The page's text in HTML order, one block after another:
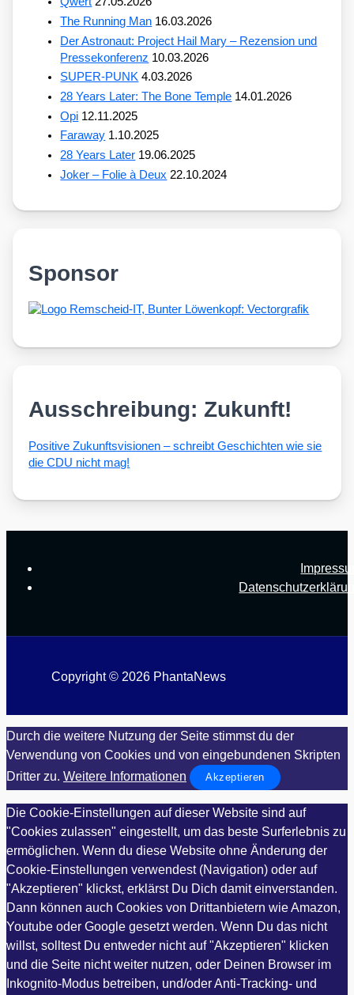
The Running Man 16.03.2026
Der Astronaut: Project Hail Mary – Rezension und
Pressekonferenz 10.03.2026
SUPER-PUNK 4.03.2026
28 Years Later: The Bone Temple 14.01.2026
Opi 12.11.2025
Faraway 1.10.2025
28 Years Later 19.06.2025
Joker – Folie à Deux 22.10.2024
Sponsor
Ausschreibung: Zukunft!
Posi­ti­ve Zukunfts­vi­sio­nen – schreibt Geschich­ten wie sie
die CDU nicht mag!
Copyright © 2026 PhantaNews
Durch die weitere Nutzung der Seite stimmst du der
Verwendung von Cookies und von eingebundenen Skripten
Dritter zu. Weitere Informationen Akzeptieren
Die Cookie-Einstellungen auf dieser Website sind auf
"Cookies zulassen" eingestellt, um das beste Surferlebnis zu
ermöglichen. Wenn du diese Website ohne Änderung der
Cookie-Einstellungen verwendest (Navigation) oder auf
"Akzeptieren" klickst, erklärst Du Dich damit einverstanden.
Dann können auch Cookies von Drittanbietern wie Amazon,
Youtube oder Google gesetzt werden. Wenn Du das nicht
willst, solltest Du entweder nicht auf "Akzeptieren" klicken
und die Seite nicht weiter nutzen, oder Deinen Browser im
Inkognito-Modus betreiben, und/oder Anti-Tracking- und